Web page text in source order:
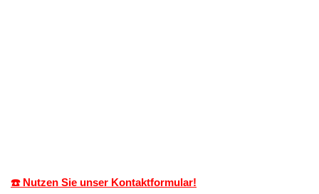
☎️ Nutzen Sie unser Kontaktformular!